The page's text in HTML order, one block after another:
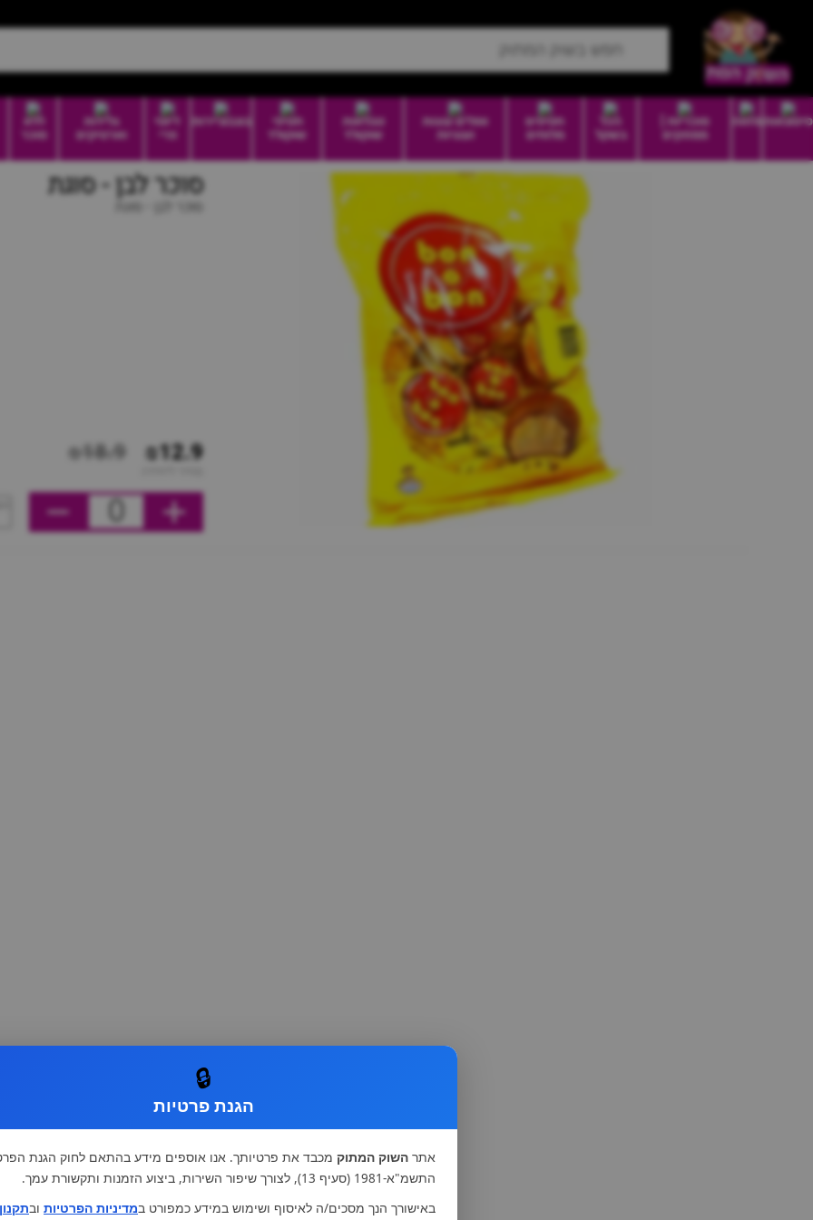
סיטונאותמזווה
סוכריות |
ממתקים
הכל
בשקל
חטיפים
מלוחים
וופלים עוגות
ועוגיות
טבלאות
שוקולד
חטיפי
שוקולד
בונבוניירות
דיוטי
פרי
גלידות
וארטיקים
ללא
סוכר
סוכר לבן - סוגת
סוכר לבן - סוגת
₪12.9
₪18.9
0
🔒
הגנת פרטיות
אתר השוק המתוק מכבד את פרטיותך. אנו אוספים מידע בהתאם לחוק הגנת
התשמ"א-1981 (סעיף 13), לצורך שיפור השירות, ביצוע הזמנות ותקשורת עמך.
באישורך הנך מסכים/ה לאיסוף ושימוש במידע כמפורט במדיניות הפרטיות ובתקנון